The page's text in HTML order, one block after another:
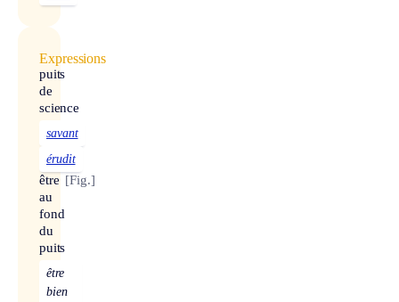
Expressions
puits
de
science
savant
érudit
être
au
fond
du
puits
[Fig.]
être
bien